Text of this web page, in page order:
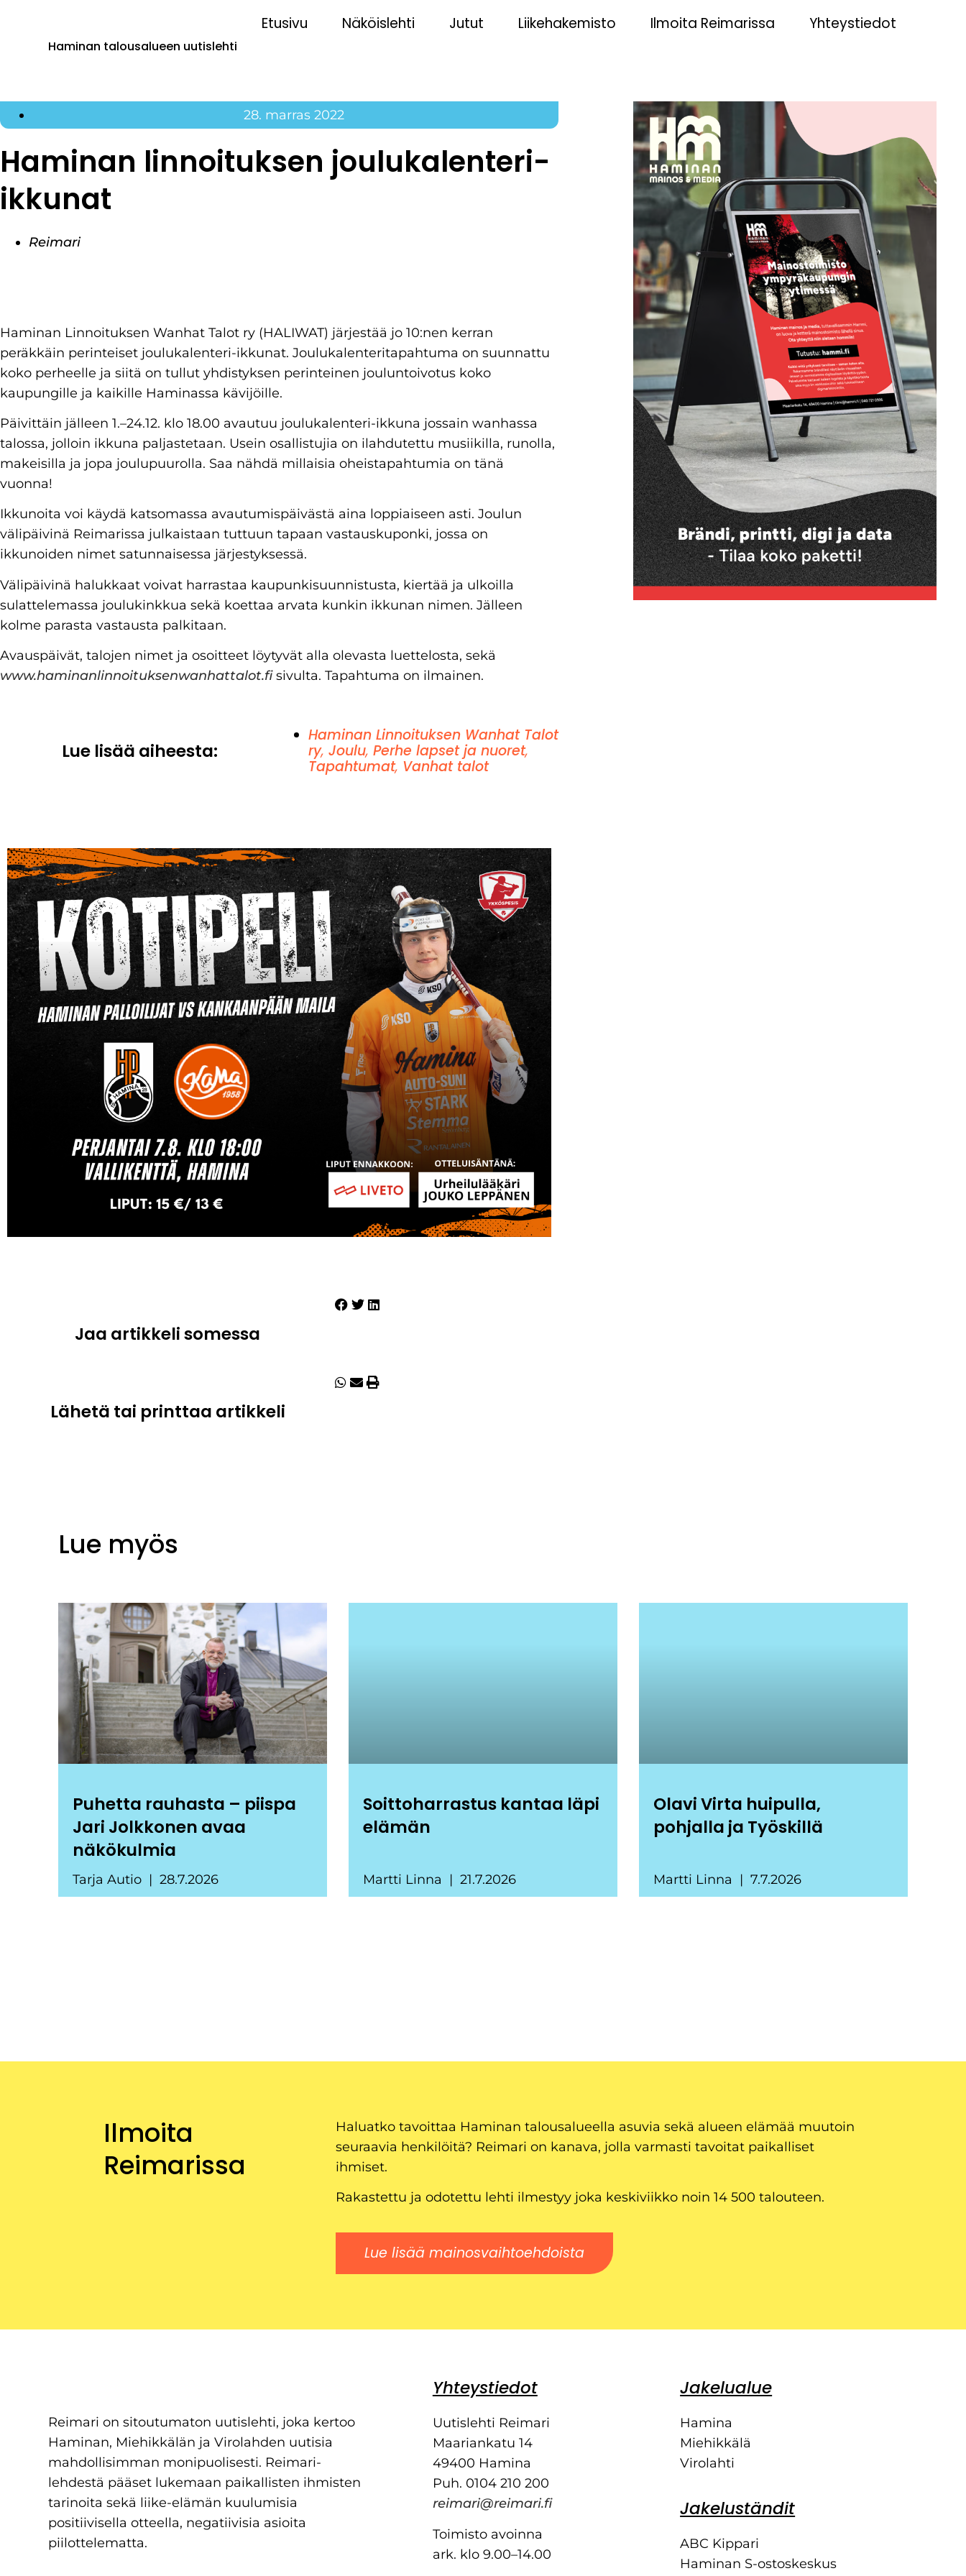
Haminan talousalueen uutislehti
Etusivu Näköislehti Jutut Liikehakemisto Ilmoita Reimarissa Yhteystiedot
28. marras 2022
Haminan linnoituksen joulukalenteri-
ikkunat
Reimari
Haminan Linnoituksen Wanhat Talot ry (HALIWAT) järjestää jo 10:nen kerran
peräkkäin perinteiset joulukalenteri-ikkunat. Joulukalenteritapahtuma on suunnattu
koko perheelle ja siitä on tullut yhdistyksen perinteinen jouluntoivotus koko
kaupungille ja kaikille Haminassa kävijöille.
Päivittäin jälleen 1.–24.12. klo 18.00 avautuu joulukalenteri-ikkuna jossain wanhassa
talossa, jolloin ikkuna paljastetaan. Usein osallistujia on ilahdutettu musiikilla, runolla,
makeisilla ja jopa joulupuurolla. Saa nähdä millaisia oheistapahtumia on tänä
vuonna!
Ikkunoita voi käydä katsomassa avautumispäivästä aina loppiaiseen asti. Joulun
välipäivinä Reimarissa julkaistaan tuttuun tapaan vastauskuponki, jossa on
ikkunoiden nimet satunnaisessa järjestyksessä.
Välipäivinä halukkaat voivat harrastaa kaupunkisuunnistusta, kiertää ja ulkoilla
sulattelemassa joulukinkkua sekä koettaa arvata kunkin ikkunan nimen. Jälleen
kolme parasta vastausta palkitaan.
Avauspäivät, talojen nimet ja osoitteet löytyvät alla olevasta luettelosta, sekä
www.haminanlinnoituksenwanhattalot.fisivulta. Tapahtuma on ilmainen.
Lue lisää aiheesta:
Haminan Linnoituksen Wanhat Talot
ry, Joulu, Perhe lapset ja nuoret,
Tapahtumat, Vanhat talot
Jaa artikkeli somessa
Lähetä tai printtaa artikkeli
Lue myös
Puhetta rauhasta – piispa
Jari Jolkkonen avaa
näkökulmia
Tarja Autio 28.7.2026
Soittoharrastus kantaa läpi
elämän
Martti Linna 21.7.2026
Olavi Virta huipulla,
pohjalla ja Työskillä
Martti Linna 7.7.2026
Ilmoita
Reimarissa
Haluatko tavoittaa Haminan talousalueella asuvia sekä alueen elämää muutoin
seuraavia henkilöitä? Reimari on kanava, jolla varmasti tavoitat paikalliset
ihmiset.
Rakastettu ja odotettu lehti ilmestyy joka keskiviikko noin 14 500 talouteen.
Lue lisää mainosvaihtoehdoista
Reimari on sitoutumaton uutislehti, joka kertoo
Haminan, Miehikkälän ja Virolahden uutisia
mahdollisimman monipuolisesti. Reimari-
lehdestä pääset lukemaan paikallisten ihmisten
tarinoita sekä liike-elämän kuulumisia
positiivisella otteella, negatiivisia asioita
piilottelematta.
Yhteystiedot
Uutislehti Reimari
Maariankatu 14
49400 Hamina
Puh. 0104 210 200
reimari@reimari.fi
Toimisto avoinna
ark. klo 9.00–14.00
Jakelualue
Hamina
Miehikkälä
Virolahti
Jakeluständit
ABC Kippari
Haminan S-ostoskeskus